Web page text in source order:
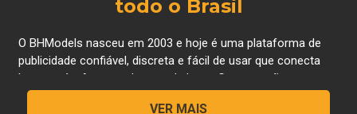
todo o Brasil
O BHModels nasceu em 2003 e hoje é uma plataforma de
publicidade confiável, discreta e fácil de usar que conecta
homens às Acompanhantes de Luxo, Gps, que são
lindas mulheres que oferecem serviços de acompanhantes,
VER MAIS